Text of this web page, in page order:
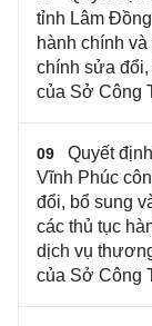
tỉnh Lâm
hành chính
chính sửa đổi,
của Sở Công
09
Quyết
Vĩnh Phúc
đổi, bổ sung
các thủ tục
dịch vụ
của Sở Công